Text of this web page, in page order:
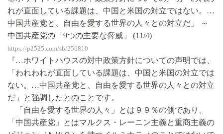
れが直面している課題は、中国と米国の対立ではない。…
中国共産党と、自由を愛する世界の人々との対立だ」 ～
中国共産党の「9つの主要な脅威」 (11/4)
https://p2525.com/sb/256810
『…ホワイトハウスの対中政策方針についての声明では、
「われわれが直面している課題は、中国と米国の対立では
ない。…中国共産党と、自由を愛する世界の人々との対立
だ」と強調したとのことです。
「自由を愛する世界の人々」とは９９％の側であり、
「中国共産党」とはマルクス・レーニン主義と重商主義の